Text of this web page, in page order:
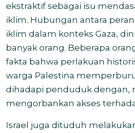
ekstraktif sebagai isu
iklim. Hubungan antara
iklim dalam konteks Gaza,
banyak orang. Beberapa
fakta bahwa perlakuan
warga Palestina
dihadapi penduduk dengan,
mengorbankan akses
Israel juga dituduh